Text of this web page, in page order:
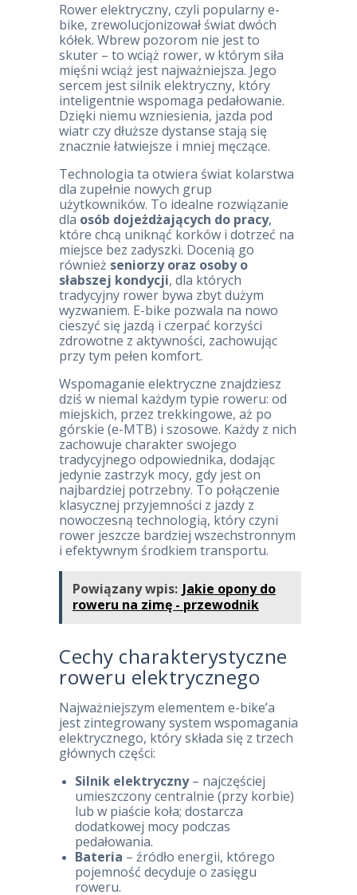
Rower elektryczny, czyli popularny e-
bike, zrewolucjonizował świat dwóch
kółek. Wbrew pozorom nie jest to
skuter – to wciąż rower, w którym siła
mięśni wciąż jest najważniejsza. Jego
sercem jest silnik elektryczny, który
inteligentnie wspomaga pedałowanie.
Dzięki niemu wzniesienia, jazda pod
wiatr czy dłuższe dystanse stają się
znacznie łatwiejsze i mniej męczące.
Technologia ta otwiera świat kolarstwa
dla zupełnie nowych grup
użytkowników. To idealne rozwiązanie
dla osób dojeżdżających do pracy,
które chcą uniknąć korków i dotrzeć na
miejsce bez zadyszki. Docenią go
również seniorzy oraz osoby o
słabszej kondycji, dla których
tradycyjny rower bywa zbyt dużym
wyzwaniem. E-bike pozwala na nowo
cieszyć się jazdą i czerpać korzyści
zdrowotne z aktywności, zachowując
przy tym pełen komfort.
Wspomaganie elektryczne znajdziesz
dziś w niemal każdym typie roweru: od
miejskich, przez trekkingowe, aż po
górskie (e-MTB) i szosowe. Każdy z nich
zachowuje charakter swojego
tradycyjnego odpowiednika, dodając
jedynie zastrzyk mocy, gdy jest on
najbardziej potrzebny. To połączenie
klasycznej przyjemności z jazdy z
nowoczesną technologią, który czyni
rower jeszcze bardziej wszechstronnym
i efektywnym środkiem transportu.
Powiązany wpis: Jakie opony do
roweru na zimę - przewodnik
Cechy charakterystyczne
roweru elektrycznego
Najważniejszym elementem e-bike’a
jest zintegrowany system wspomagania
elektrycznego, który składa się z trzech
głównych części:
Silnik elektryczny– najczęściej
umieszczony centralnie (przy korbie)
lub w piaście koła; dostarcza
dodatkowej mocy podczas
pedałowania.
Bateria – źródło energii, którego
pojemność decyduje o zasięgu
roweru.